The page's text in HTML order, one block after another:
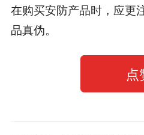
在购买安防产品时，应更
品真伪。
点